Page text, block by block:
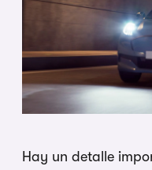
Hay un detalle